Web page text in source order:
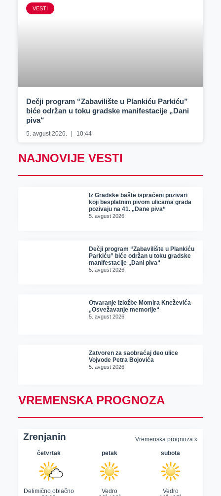
VESTI
Dečji program “Zabavilište u Plankiću Parkiću”
biće održan u toku gradske manifestacije „Dani
piva“
5. avgust 2026. 10:44
NAJNOVIJE VESTI
Iz Gradske bašte ispraćeni pozivari
koji besplatnim pivom ulicama grada
pozivaju na 41. „Dane piva“
5. avgust 2026.
Dečji program “Zabavilište u Plankiću
Parkiću” biće održan u toku gradske
manifestacije „Dani piva“
5. avgust 2026.
Otvaranje izložbe Momira Kneževića
„Osvežavanje memorije“
5. avgust 2026.
Zatvoren za saobraćaj deo ulice
Vojvode Petra Bojovića
5. avgust 2026.
VREMENSKA PROGNOZA